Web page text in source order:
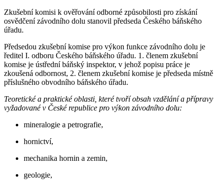
Zkušební komisi k ověřování odborné způsobilosti pro získání
osvědčení závodního dolu stanovil předseda Českého báňského
úřadu.
Předsedou zkušební komise pro výkon funkce závodního dolu je
ředitel I. odboru Českého báňského úřadu. 1. členem zkušební
komise je ústřední báňský inspektor, v jehož popisu práce je
zkoušená odbornost, 2. členem zkušební komise je předseda místně
příslušného obvodního báňského úřadu.
Teoretické a praktické oblasti, které tvoří obsah vzdělání a přípravy
vyžadované v České republice pro výkon závodního dolu:
mineralogie a petrografie,
hornictví,
mechanika hornin a zemin,
geologie,